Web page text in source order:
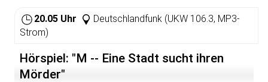
20.05 Uhr
Deutschlandfunk (UKW 106.3, MP3-
Strom)
Hörspiel: "M -- Eine Stadt sucht ihren
Mörder"